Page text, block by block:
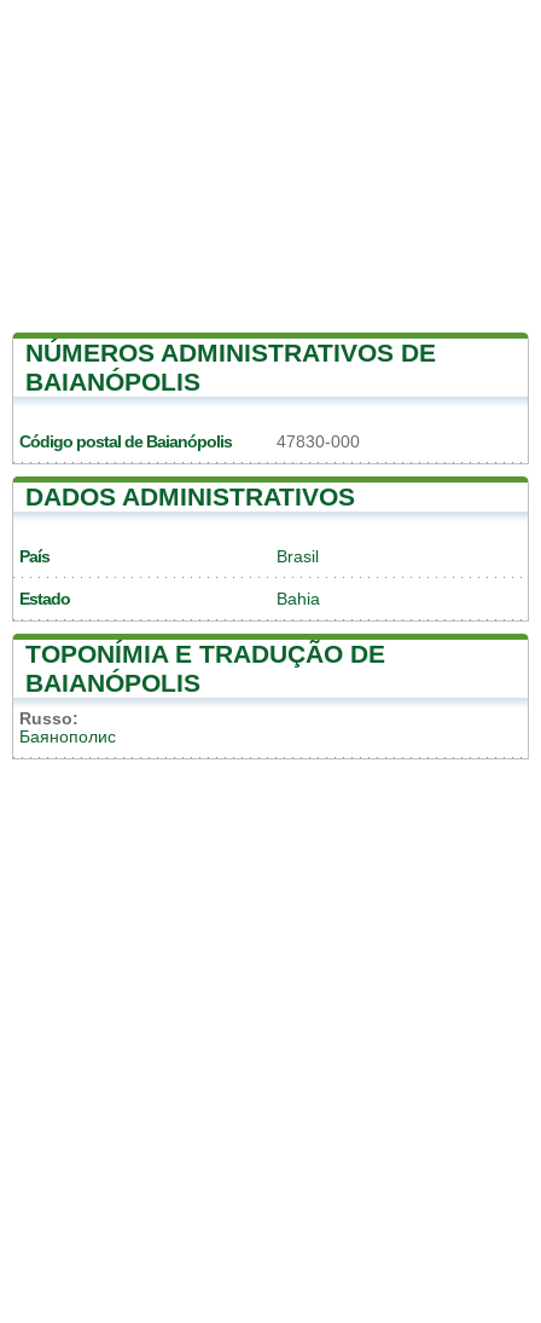
NÚMEROS ADMINISTRATIVOS DE
BAIANÓPOLIS
Código postal de Baianópolis 47830-000
DADOS ADMINISTRATIVOS
País Brasil
Estado Bahia
TOPONÍMIA E TRADUÇÃO DE
BAIANÓPOLIS
Russo:
Баянополис